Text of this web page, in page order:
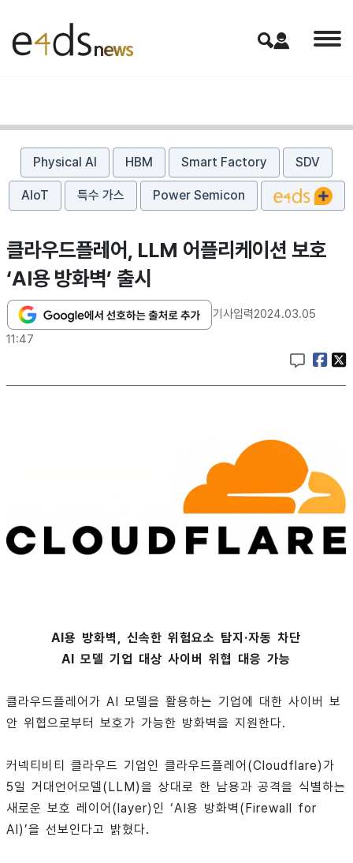
Physical AI HBM Smart Factory SDV
AIoT 특수 가스 Power Semicon
클라우드플레어, LLM 어플리케이션 보호
‘AI용 방화벽’ 출시
기사입력2024.03.05
11:47
AI용 방화벽, 신속한 위험요소 탐지·자동 차단
AI 모델 기업 대상 사이버 위협 대응 가능
클라우드플레어가 AI 모델을 활용하는 기업에 대한 사이버 보
안 위협으로부터 보호가 가능한 방화벽을 지원한다.
커넥티비티 클라우드 기업인 클라우드플레어(Cloudflare)가
5일 거대언어모델(LLM)을 상대로 한 남용과 공격을 식별하는
새로운 보호 레이어(layer)인 ‘AI용 방화벽(Firewall for
AI)’을 선보인다고 밝혔다.